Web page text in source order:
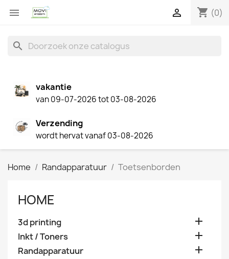
 shopping_cart (0)

search
vakantie
van 09-07-2026 tot 03-08-2026
Verzending
wordt hervat vanaf 03-08-2026
Home Randapparatuur Toetsenborden
HOME
3d printing 
Inkt / Toners 
Randapparatuur 